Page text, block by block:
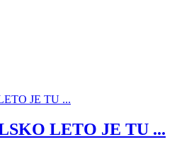
LETO JE TU ...